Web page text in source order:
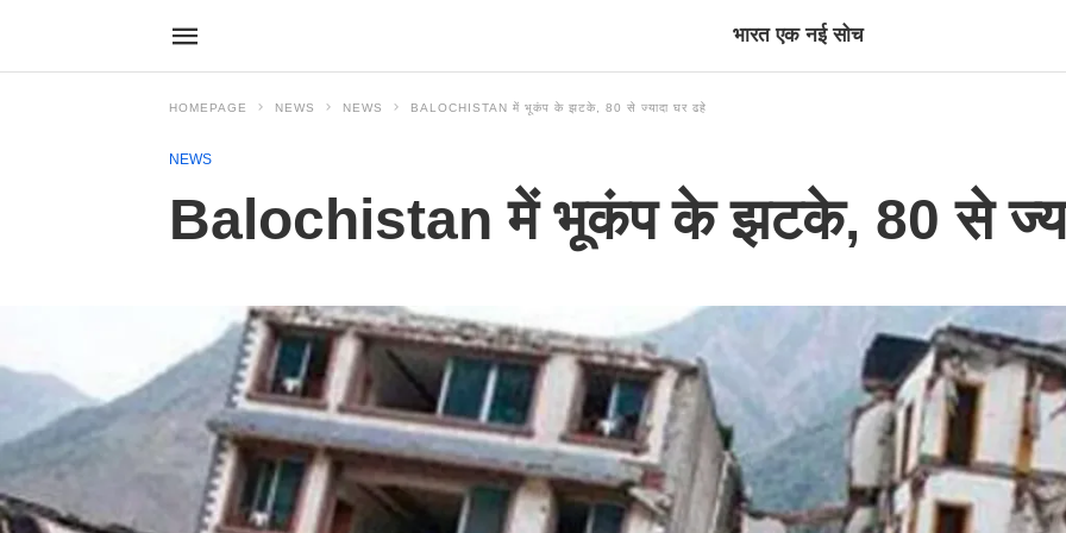
भारत एक नई सोच
HOMEPAGE NEWS NEWS BALOCHISTAN में भूकंप के झटके, 80 से ज्यादा घर ढहे
NEWS
Balochistan में भूकंप के झटके, 80 से